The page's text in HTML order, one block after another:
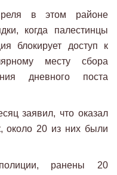
в этом районе
когда палестинцы
блокирует доступ к
месту сбора
дневного поста
заявил, что оказал
около 20 из них были
ранены 20